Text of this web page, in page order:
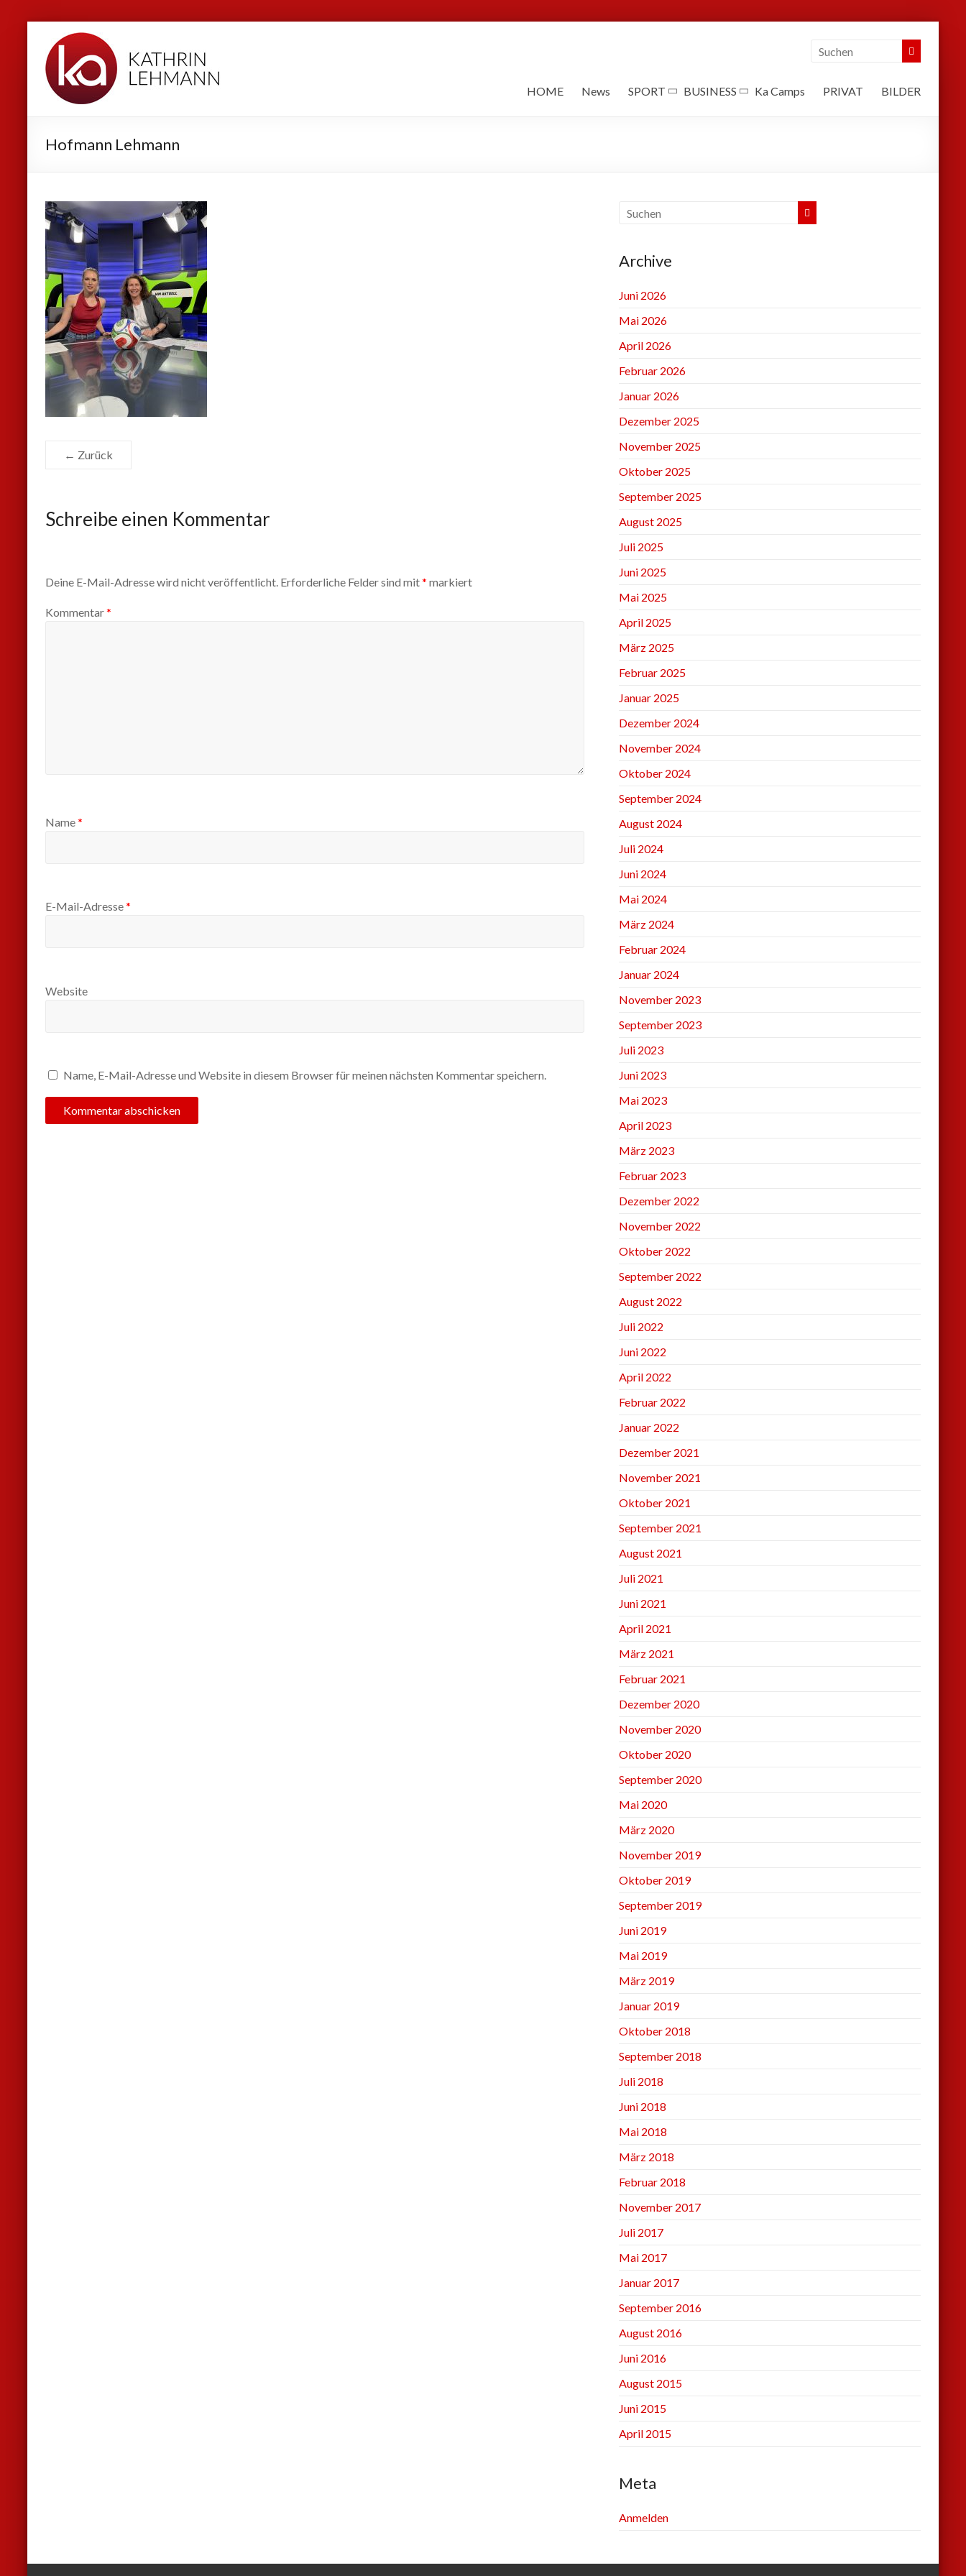
Inhalt
springen
Kathrin
Lehmann
Sport
Business
HOME News SPORT BUSINESS Ka Camps PRIVAT BILDER
Hofmann Lehmann
← Zurück
Schreibe einen Kommentar
Deine E-Mail-Adresse wird nicht veröffentlicht. Erforderliche Felder sind mit* markiert
Kommentar*
Name*
E-Mail-Adresse*
Website
Name, E-Mail-Adresse und Website in diesem Browser für meinen nächsten Kommentar speichern.
Archive
Juni 2026
Mai 2026
April 2026
Februar 2026
Januar 2026
Dezember 2025
November 2025
Oktober 2025
September 2025
August 2025
Juli 2025
Juni 2025
Mai 2025
April 2025
März 2025
Februar 2025
Januar 2025
Dezember 2024
November 2024
Oktober 2024
September 2024
August 2024
Juli 2024
Juni 2024
Mai 2024
März 2024
Februar 2024
Januar 2024
November 2023
September 2023
Juli 2023
Juni 2023
Mai 2023
April 2023
März 2023
Februar 2023
Dezember 2022
November 2022
Oktober 2022
September 2022
August 2022
Juli 2022
Juni 2022
April 2022
Februar 2022
Januar 2022
Dezember 2021
November 2021
Oktober 2021
September 2021
August 2021
Juli 2021
Juni 2021
April 2021
März 2021
Februar 2021
Dezember 2020
November 2020
Oktober 2020
September 2020
Mai 2020
März 2020
November 2019
Oktober 2019
September 2019
Juni 2019
Mai 2019
März 2019
Januar 2019
Oktober 2018
September 2018
Juli 2018
Juni 2018
Mai 2018
März 2018
Februar 2018
November 2017
Juli 2017
Mai 2017
Januar 2017
September 2016
August 2016
Juni 2016
August 2015
Juni 2015
April 2015
Meta
Anmelden